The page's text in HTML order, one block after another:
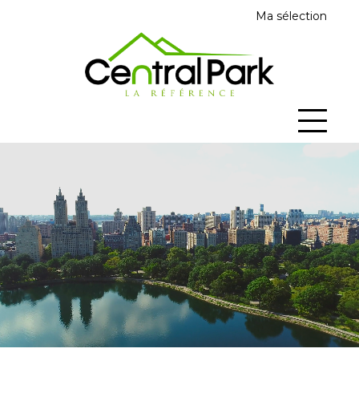
Ma sélection